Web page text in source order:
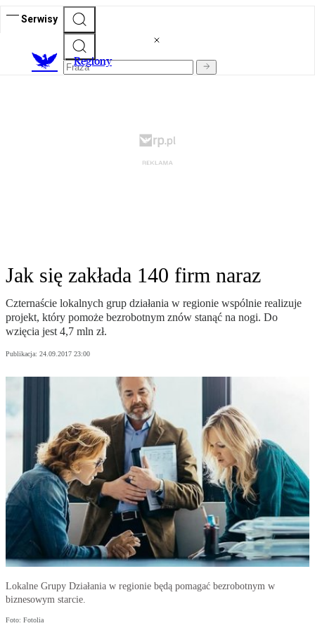
Serwisy
Regiony
Jak się zakłada 140 firm naraz
Czternaście lokalnych grup działania w regionie wspólnie realizuje
projekt, który pomoże bezrobotnym znów stanąć na nogi. Do
wzięcia jest 4,7 mln zł.
Publikacja: 24.09.2017 23:00
Lokalne Grupy Działania w regionie będą pomagać bezrobotnym w
biznesowym starcie.
Foto: Fotolia